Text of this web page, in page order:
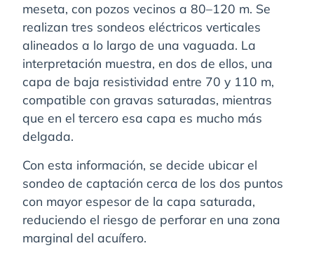
meseta, con pozos vecinos a 80–120 m. Se
realizan tres sondeos eléctricos verticales
alineados a lo largo de una vaguada. La
interpretación muestra, en dos de ellos, una
capa de baja resistividad entre 70 y 110 m,
compatible con gravas saturadas, mientras
que en el tercero esa capa es mucho más
delgada.
Con esta información, se decide ubicar el
sondeo de captación cerca de los dos puntos
con mayor espesor de la capa saturada,
reduciendo el riesgo de perforar en una zona
marginal del acuífero.